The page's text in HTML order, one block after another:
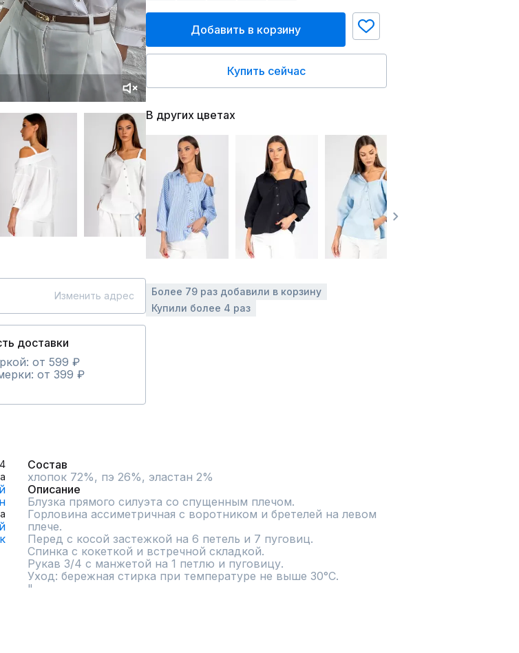
Изменить адрес
доставки
от 599 ₽
от 399 ₽
Добавить в корзину
Купить сейчас
В других цветах
Более 79 раз добавили в корзину
Купили более 4 раз
Состав
хлопок 72%, пэ 26%, эластан 2%
Описание
Блузка прямого силуэта со спущенным плечом.
Горловина ассиметричная с воротником и бретелей на левом
плече.
Перед с косой застежкой на 6 петель и 7 пуговиц.
Спинка с кокеткой и встречной складкой.
Рукав 3/4 с манжетой на 1 петлю и пуговицу.
Уход: бережная стирка при температуре не выше 30°С.
"